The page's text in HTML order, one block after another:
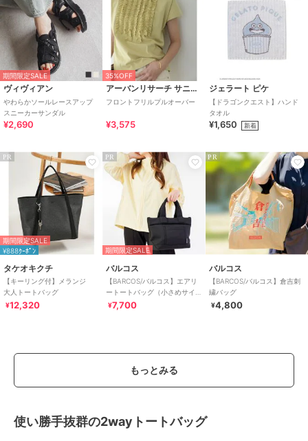
期間限定SALE
ヴィヴィアン
やわらかソールレースアップ
スニーカーサンダル
¥2,690
35%OFF
アーバンリサーチ サニーレーベル
フロントフリルプルオーバー
¥3,575
ジェラート ピケ
【ドラゴンクエスト】ハンド
タオル
¥1,650 新着
PR
期間限定SALE
¥888ｸｰﾎﾟﾝ
タケオキクチ
【キーリング付】メランジ
大人トートバッグ
¥12,320
PR
期間限定SALE
バルコス
【BARCOS/バルコス】エアリ
ートートバッグ（小さめサイ
ズ）
¥7,700
PR
バルコス
【BARCOS/バルコス】倉吉刺
繍バッグ
¥4,800
もっとみる
使い勝手抜群の2wayトートバッグ